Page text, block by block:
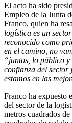
El acto ha sido
Empleo de la Junta
Franco, quien ha
logística es un
reconocido como
en el camino, no
“juntos, lo público
confianza del sector
estamos en las
Franco ha expuesto
del sector de la
metros cuadrados